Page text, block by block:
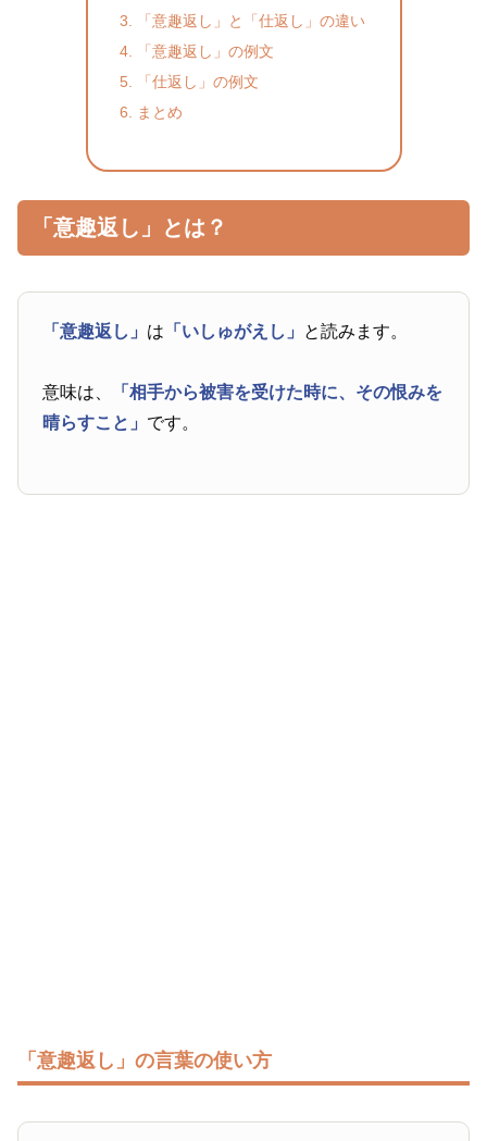
「意趣返し」と「仕返し」の違い
「意趣返し」の例文
「仕返し」の例文
まとめ
「意趣返し」とは？
「意趣返し」 は 「いしゅがえし」 と読みます。
意味は、
「相手から被害を受けた時に、その恨みを
晴らすこと」 です。
「意趣返し」の言葉の使い方